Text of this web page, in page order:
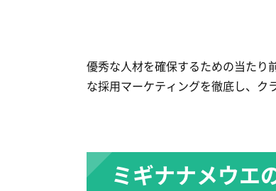
優秀な人材を確保するための当たり
な採用マーケティングを徹底し、ク
ミギナナメウエ